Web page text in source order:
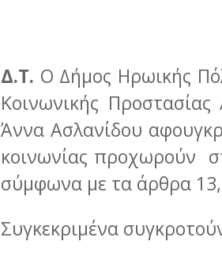
Δ.Τ. Ο Δήμος Ηρωικής
Κοινωνικής
Άννα Ασλανίδου
κοινωνίας προχωρούν
σύμφωνα με τα άρθρα
Συγκεκριμένα